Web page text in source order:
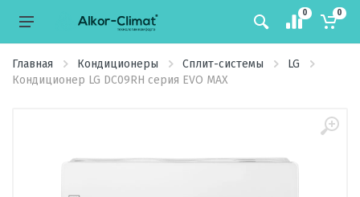
0 0
Главная Кондиционеры Сплит-системы
LG
Кондиционер LG DC09RH серия EVO MAX